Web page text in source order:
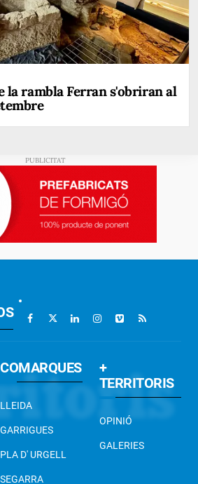
la rambla Ferran s'obriran al
COMARQUES
LLEIDA
GARRIGUES
PLA D' URGELL
SEGARRA
+
TERRITORIS
OPINIÓ
GALERIES